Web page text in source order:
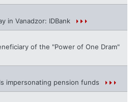
in Vanadzor: IDBank
of the "Power of One Dram"
impersonating pension funds